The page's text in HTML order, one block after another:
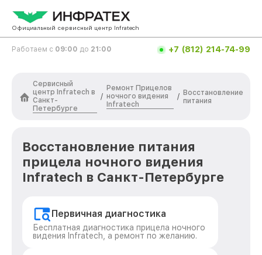
Официальный сервисный центр Infratech
Работаем с 09:00 до 21:00 +7 (812) 214-74-99
Сервисный
центр Infratech в
Санкт-
Петербурге
/
Ремонт Прицелов
ночного видения
Infratech
/ Восстановление
питания
Восстановление питания
прицела ночного видения
Infratech в Санкт-Петербурге
Первичная диагностика
Бесплатная диагностика прицела ночного
видения Infratech, а ремонт по желанию.